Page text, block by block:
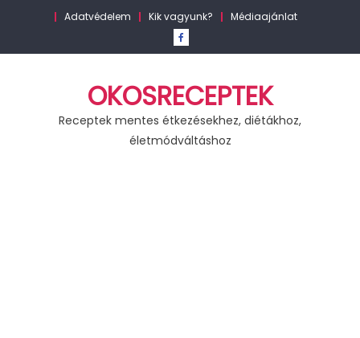
Adatvédelem Kik vagyunk? Médiaajánlat
OKOSRECEPTEK
Receptek mentes étkezésekhez, diétákhoz,
életmódváltáshoz